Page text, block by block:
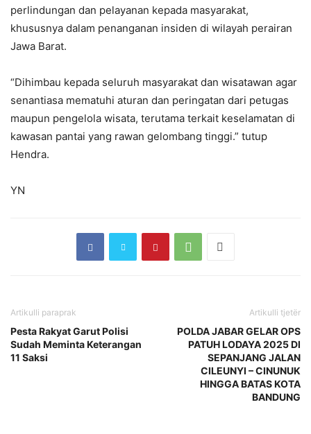
perlindungan dan pelayanan kepada masyarakat,
khususnya dalam penanganan insiden di wilayah perairan
Jawa Barat.
“Dihimbau kepada seluruh masyarakat dan wisatawan agar
senantiasa mematuhi aturan dan peringatan dari petugas
maupun pengelola wisata, terutama terkait keselamatan di
kawasan pantai yang rawan gelombang tinggi.” tutup
Hendra.
YN
Artikulli paraprak
Pesta Rakyat Garut Polisi
Sudah Meminta Keterangan
11 Saksi
Artikulli tjetër
POLDA JABAR GELAR OPS
PATUH LODAYA 2025 DI
SEPANJANG JALAN
CILEUNYI – CINUNUK
HINGGA BATAS KOTA
BANDUNG